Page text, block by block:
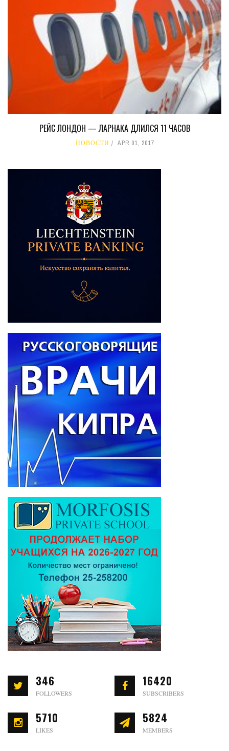
РЕЙС ЛОНДОН — ЛАРНАКА ДЛИЛСЯ 11 ЧАСОВ
НОВОСТИ APR 01, 2017
346
FOLLOWERS
16420
SUBSCRIBERS
5710
LIKES
5824
MEMBERS